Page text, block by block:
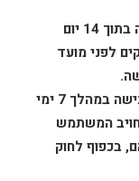
המשתמש רשאי לבטל את עסקת הרכישה בתוך 14 יום
יאוחר מ – 7 ימי עסקים לפני מועד
במקרה בו המשתמש ביטל את עסקת הרכישה במהלך 7 ימי
יחויב המשתמש
מביניהם, בכפוף לחוק